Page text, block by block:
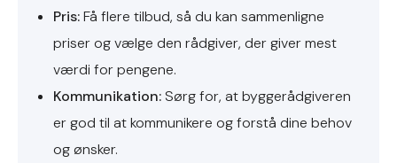
Pris:Få flere tilbud, så du kan sammenligne
priser og vælge den rådgiver, der giver mest
værdi for pengene.
Kommunikation:Sørg for, at byggerådgiveren
er god til at kommunikere og forstå dine behov
og ønsker.